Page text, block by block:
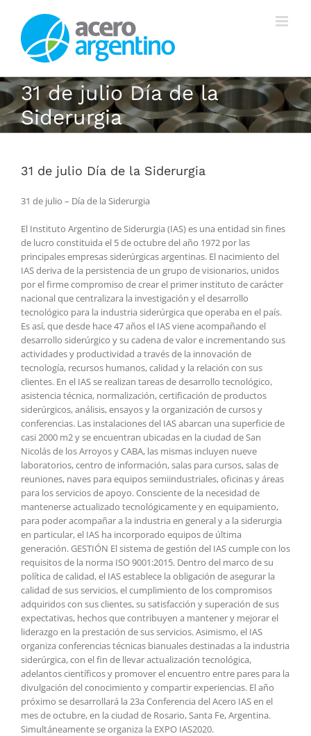
contenido
31 de julio Día de la
Siderurgia
31 de julio Día de la Siderurgia
31 de julio – Día de la Siderurgia
El Instituto Argentino de Siderurgia (IAS) es una entidad sin fines
de lucro constituida el 5 de octubre del año 1972 por las
principales empresas siderúrgicas argentinas. El nacimiento del
IAS deriva de la persistencia de un grupo de visionarios, unidos
por el firme compromiso de crear el primer instituto de carácter
nacional que centralizara la investigación y el desarrollo
tecnológico para la industria siderúrgica que operaba en el país.
Es así, que desde hace 47 años el IAS viene acompañando el
desarrollo siderúrgico y su cadena de valor e incrementando sus
actividades y productividad a través de la innovación de
tecnología, recursos humanos, calidad y la relación con sus
clientes. En el IAS se realizan tareas de desarrollo tecnológico,
asistencia técnica, normalización, certificación de productos
siderúrgicos, análisis, ensayos y la organización de cursos y
conferencias. Las instalaciones del IAS abarcan una superficie de
casi 2000 m2 y se encuentran ubicadas en la ciudad de San
Nicolás de los Arroyos y CABA, las mismas incluyen nueve
laboratorios, centro de información, salas para cursos, salas de
reuniones, naves para equipos semiindustriales, oficinas y áreas
para los servicios de apoyo. Consciente de la necesidad de
mantenerse actualizado tecnológicamente y en equipamiento,
para poder acompañar a la industria en general y a la siderurgia
en particular, el IAS ha incorporado equipos de última
generación. GESTIÓN El sistema de gestión del IAS cumple con los
requisitos de la norma ISO 9001:2015. Dentro del marco de su
política de calidad, el IAS establece la obligación de asegurar la
calidad de sus servicios, el cumplimiento de los compromisos
adquiridos con sus clientes, su satisfacción y superación de sus
expectativas, hechos que contribuyen a mantener y mejorar el
liderazgo en la prestación de sus servicios. Asimismo, el IAS
organiza conferencias técnicas bianuales destinadas a la industria
siderúrgica, con el fin de llevar actualización tecnológica,
adelantos científicos y promover el encuentro entre pares para la
divulgación del conocimiento y compartir experiencias. El año
próximo se desarrollará la 23a Conferencia del Acero IAS en el
mes de octubre, en la ciudad de Rosario, Santa Fe, Argentina.
Simultáneamente se organiza la EXPO IAS2020.